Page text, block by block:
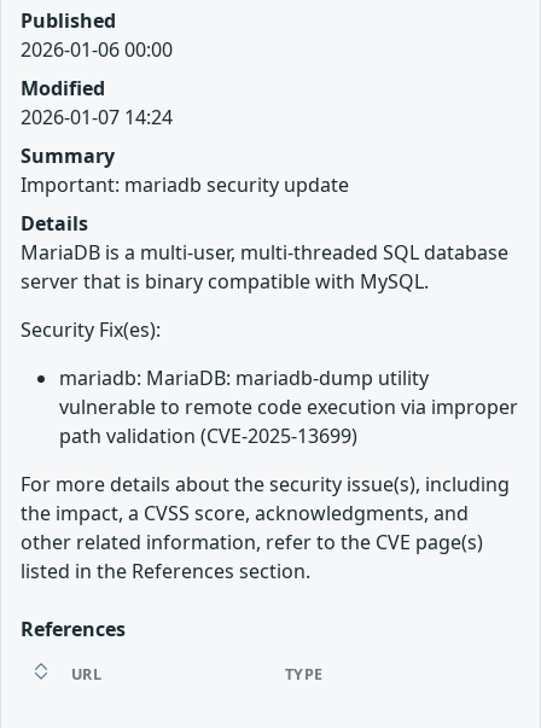
Published
2026-01-06 00:00
Modified
2026-01-07 14:24
Summary
Important: mariadb security update
Details
MariaDB is a multi-user, multi-threaded SQL database
server that is binary compatible with MySQL.
Security Fix(es):
mariadb: MariaDB: mariadb-dump utility
vulnerable to remote code execution via improper
path validation (CVE-2025-13699)
For more details about the security issue(s), including
the impact, a CVSS score, acknowledgments, and
other related information, refer to the CVE page(s)
listed in the References section.
References
URL TYPE